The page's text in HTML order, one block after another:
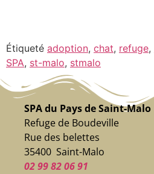
Étiqueté adoption, chat, refuge,
SPA, st-malo, stmalo
SPA du Pays de Saint-Malo
Refuge de Boudeville
Rue des belettes
35400 Saint-Malo
02 99 82 06 91